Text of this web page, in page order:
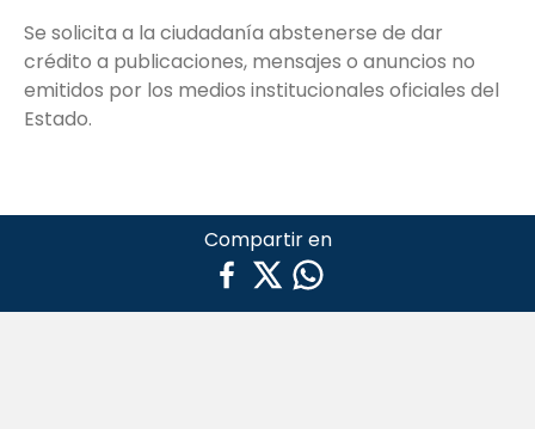
Se solicita a la ciudadanía abstenerse de dar
crédito a publicaciones, mensajes o anuncios no
emitidos por los medios institucionales oficiales del
Estado.
Compartir en